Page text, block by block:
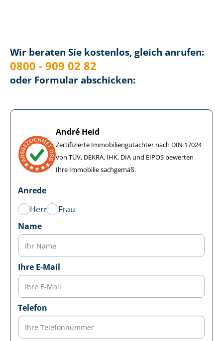
Wir beraten Sie kostenlos, gleich anrufen:
0800 - 909 02 82
oder Formular abschicken:
André Heid
Zertifizierte Im­mo­bi­li­en­gut­ach­ter nach DIN 17024
von TÜV, DEKRA, IHK, DIA und EIPOS bewerten
Ihre Immobilie sachgemäß.
Anrede
Herr
Frau
Name
Ihre E-Mail
Telefon